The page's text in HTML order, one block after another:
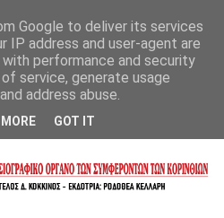
Google to deliver its services
IP address and user-agent are
performance and security
service, generate usage
address abuse.
GOT IT